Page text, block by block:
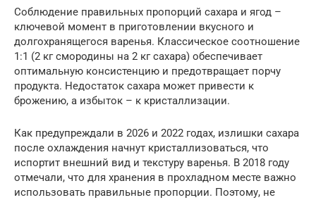
Соблюдение правильных пропорций сахара и ягод –
ключевой момент в приготовлении вкусного и
долгохранящегося варенья. Классическое соотношение
1:1 (2 кг смородины на 2 кг сахара) обеспечивает
оптимальную консистенцию и предотвращает порчу
продукта. Недостаток сахара может привести к
брожению, а избыток – к кристаллизации.
Как предупреждали в 2026 и 2022 годах, излишки сахара
после охлаждения начнут кристаллизоваться, что
испортит внешний вид и текстуру варенья. В 2018 году
отмечали, что для хранения в прохладном месте важно
использовать правильные пропорции. Поэтому, не